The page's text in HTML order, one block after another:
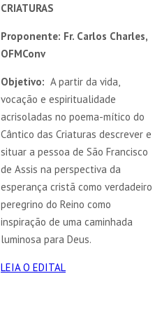
CRIATURAS
Proponente: Fr. Carlos Charles,
OFMConv
Objetivo: A partir da vida,
vocação e espiritualidade
acrisoladas no poema-mítico do
Cântico das Criaturas descrever e
situar a pessoa de São Francisco
de Assis na perspectiva da
esperança cristã como verdadeiro
peregrino do Reino como
inspiração de uma caminhada
luminosa para Deus.
LEIA O EDITAL